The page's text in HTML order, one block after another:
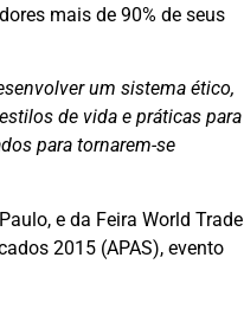
mais de 90% de seus
um sistema ético,
de vida e práticas para
para tornarem-se
e da Feira World Trade
2015 (APAS), evento